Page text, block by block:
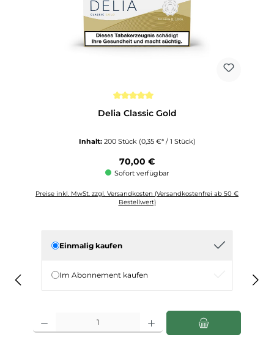
Delia Classic Gold
Inhalt: 200 Stück (0,35 €* / 1 Stück)
Regulärer Preis:
70,00 €
Sofort verfügbar
Preise inkl. MwSt. zzgl. Versandkosten (Versandkostenfrei ab 50 €
Bestellwert)
Einmalig kaufen
Im Abonnement kaufen
Produkt Anzahl: Gib den gewünschten Wert ein oder benutze die